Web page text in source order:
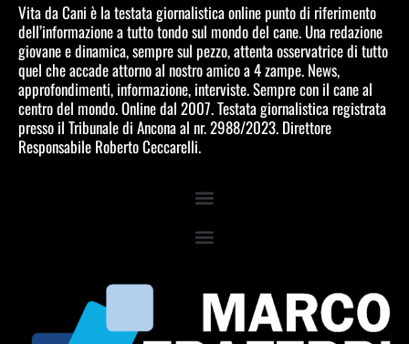
Vita da Cani è la testata giornalistica online punto di riferimento
dell’informazione a tutto tondo sul mondo del cane. Una redazione
giovane e dinamica, sempre sul pezzo, attenta osservatrice di tutto
quel che accade attorno al nostro amico a 4 zampe. News,
approfondimenti, informazione, interviste. Sempre con il cane al
centro del mondo. Online dal 2007. Testata giornalistica registrata
presso il Tribunale di Ancona al nr. 2988/2023. Direttore
Responsabile Roberto Ceccarelli.